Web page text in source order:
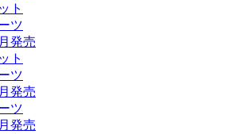
ト
ツ
発売
ト
ツ
発売
ツ
発売